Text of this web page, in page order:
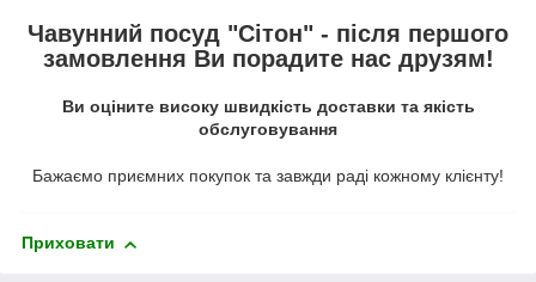
Чавунний посуд "Сітон" - після першого
замовлення Ви порадите нас друзям!
Ви оціните високу швидкість доставки та якість
обслуговування
Бажаємо приємних покупок та завжди раді кожному клієнту!
Приховати